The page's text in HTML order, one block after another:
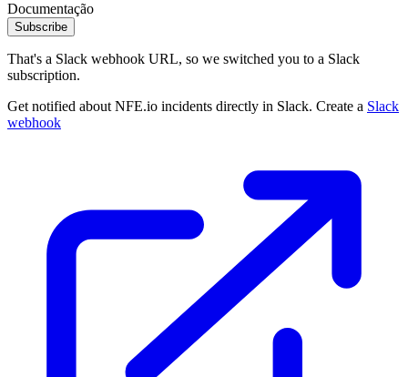
Documentação
Subscribe
That's a Slack webhook URL, so we switched you to a Slack
subscription.
Get notified about NFE.io incidents directly in Slack. Create a Slack
webhook